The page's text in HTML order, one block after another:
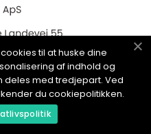
til at huske dine
af indhold og
deles med tredjepart. Ved
du cookiepolitikken.